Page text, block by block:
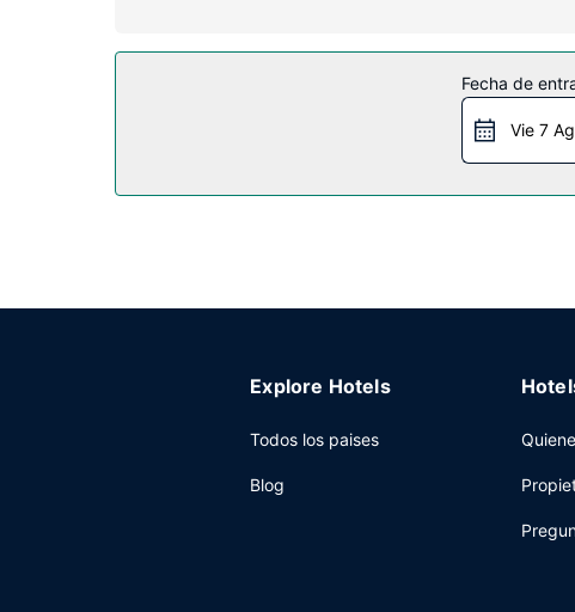
Internet wifi gratis y una zona de pícnic.
Se ofrece un desayuno bufé gratuito todos los días
Fecha de
Vie 7
Explore Hotels
Todos los paises
Blog